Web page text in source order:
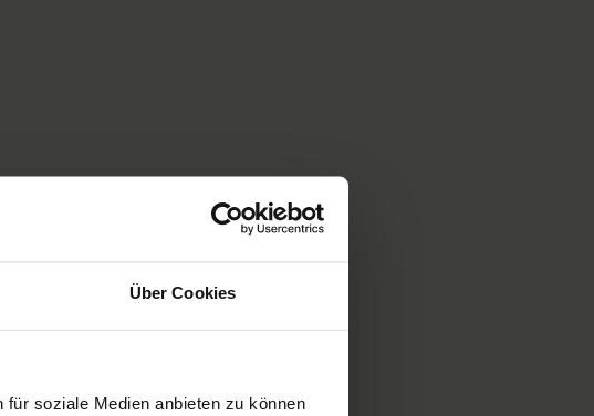
Über Cookies
soziale Medien anbieten zu können